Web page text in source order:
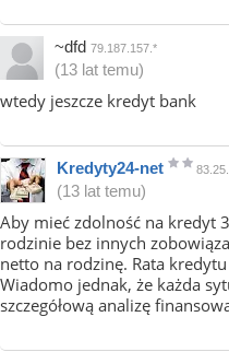
~dfd 79.187.157.*
(13 lat temu)
wtedy jeszcze kredyt bank
Kredyty24-net
(13 lat temu)
Aby mieć zdolność na kredyt
rodzinie bez innych
netto na rodzinę. Rata
Wiadomo jednak, że każda
szczegółową analizę